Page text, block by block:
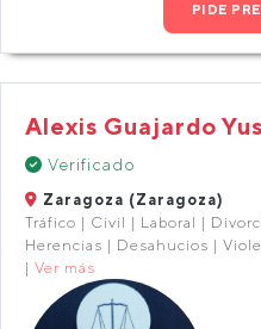
PIDE
Alexis Guajardo Yus
Verificado
Zaragoza (Zaragoza)
Tráfico | Civil | Laboral |
Herencias | Desahucios |
| Ver más